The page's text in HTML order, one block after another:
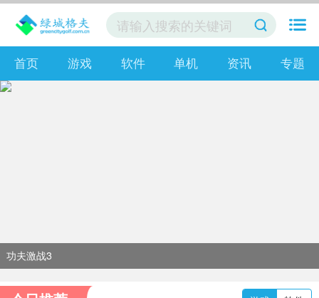
首页 游戏 软件 单机 资讯 专题
功夫激战3